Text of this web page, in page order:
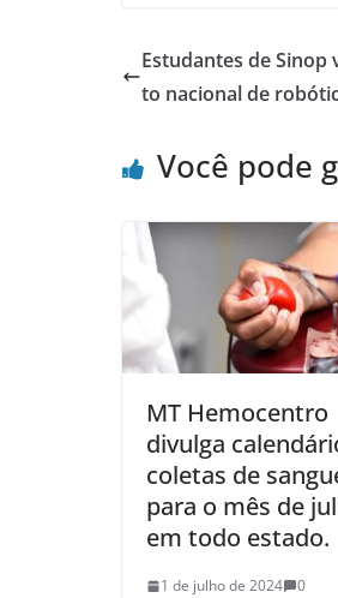
Estudantes de
to nacional de
Você pode
MT Hemocentro
divulga
coletas de
para o mês de
em todo estado.
1 de julho de 2024 0